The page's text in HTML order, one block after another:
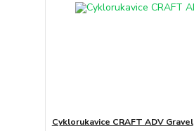
Cyklorukavice CRAFT ADV Gravel